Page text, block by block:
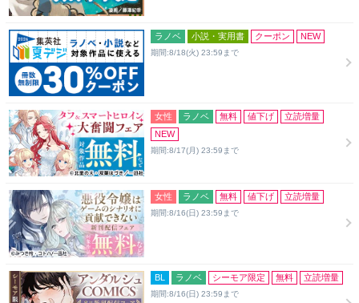
ラノベ 小説・実用書 クーポン NEW
期間:8/18(火) 23:59まで
女性 ラノベ 無料 値下げ
立読増量
NEW
期間:8/17(月) 23:59まで
女性 ラノベ 無料 値下げ 立読増量
期間:8/16(日) 23:59まで
BL ラノベ シーモア限定 無料 立読増量
期間:8/16(日) 23:59まで